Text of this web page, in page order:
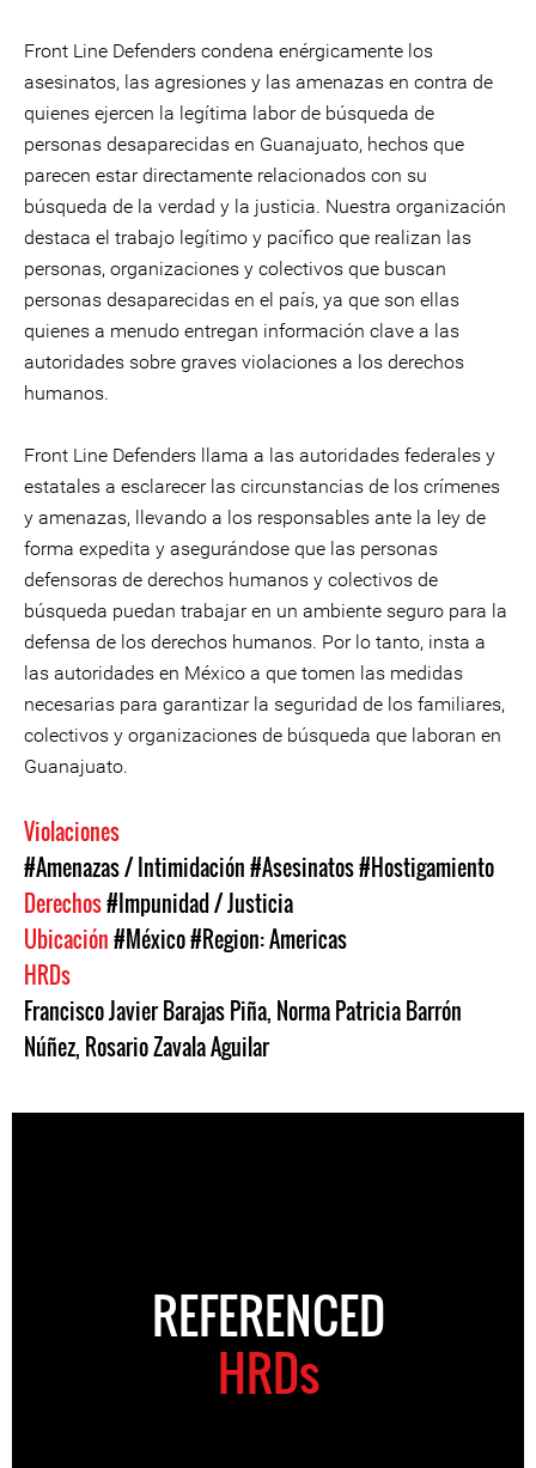
Front Line Defenders condena enérgicamente los
asesinatos, las agresiones y las amenazas en contra de
quienes ejercen la legítima labor de búsqueda de
personas desaparecidas en Guanajuato, hechos que
parecen estar directamente relacionados con su
búsqueda de la verdad y la justicia. Nuestra organización
destaca el trabajo legítimo y pacífico que realizan las
personas, organizaciones y colectivos que buscan
personas desaparecidas en el país, ya que son ellas
quienes a menudo entregan información clave a las
autoridades sobre graves violaciones a los derechos
humanos.
Front Line Defenders llama a las autoridades federales y
estatales a esclarecer las circunstancias de los crímenes
y amenazas, llevando a los responsables ante la ley de
forma expedita y asegurándose que las personas
defensoras de derechos humanos y colectivos de
búsqueda puedan trabajar en un ambiente seguro para la
defensa de los derechos humanos. Por lo tanto, insta a
las autoridades en México a que tomen las medidas
necesarias para garantizar la seguridad de los familiares,
colectivos y organizaciones de búsqueda que laboran en
Guanajuato.
Violaciones
#Amenazas / Intimidación#Asesinatos#Hostigamiento
Derechos#Impunidad / Justicia
Ubicación#México#Region: Americas
HRDs
Francisco Javier Barajas Piña, Norma Patricia Barrón
Núñez, Rosario Zavala Aguilar
REFERENCED
HRDs